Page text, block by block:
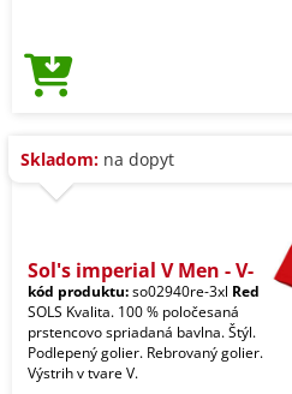
Skladom: na dopyt
Sol's imperial V Men - V-
kód produktu:so02940re-3xl Red
SOLS Kvalita. 100 % poločesaná
prstencovo spriadaná bavlna. Štýl.
Podlepený golier. Rebrovaný golier.
Výstrih v tvare V.